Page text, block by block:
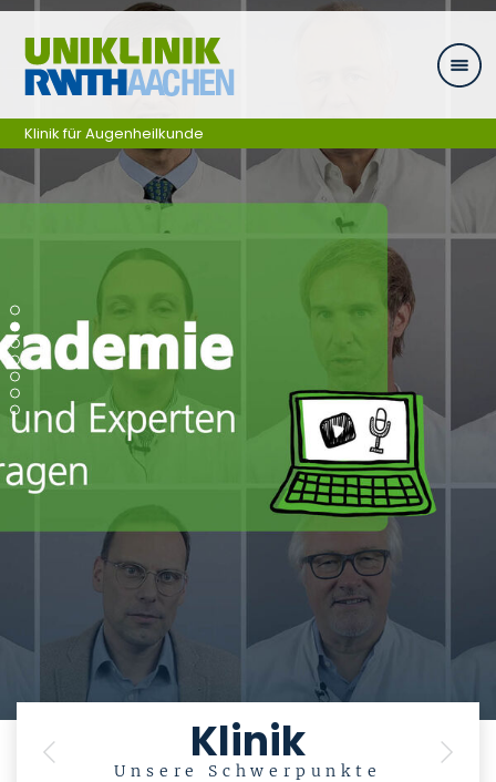
Zum Inhalt springen
Klinik
Unsere Schwerpunkte
Previous Next
Klinik für Augenheilkunde